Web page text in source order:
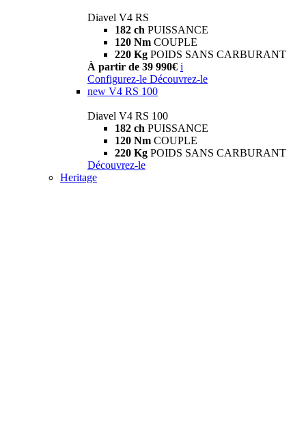
Diavel V4 RS
182 ch PUISSANCE
120 Nm COUPLE
220 Kg POIDS SANS CARBURANT
À partir de 39 990€ i
Configurez-le Découvrez-le
new V4 RS 100
Diavel V4 RS 100
182 ch PUISSANCE
120 Nm COUPLE
220 Kg POIDS SANS CARBURANT
Découvrez-le
Heritage